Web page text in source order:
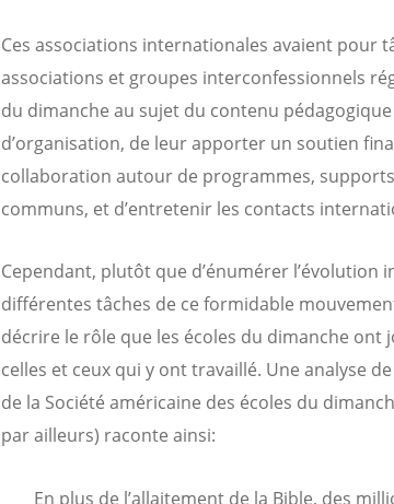
Ces associations internationales avaient pour
associations et groupes interconfessionnels
du dimanche au sujet du contenu
d’organisation, de leur apporter un soutien
collaboration autour de programmes,
communs, et d’entretenir les contacts
Cependant, plutôt que d’énumérer
différentes tâches de ce formidable
décrire le rôle que les écoles du dimanche
celles et ceux qui y ont travaillé. Une analyse
de la Société américaine des écoles du
par ailleurs) raconte ainsi:
En plus de l’allaitement de la Bible, des